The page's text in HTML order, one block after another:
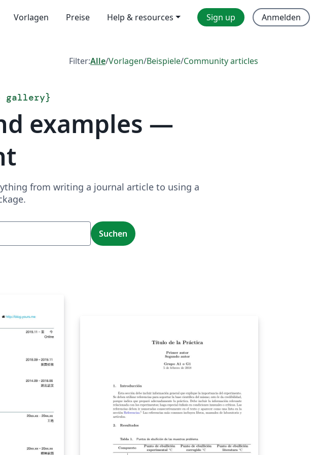
Vorlagen Preise Help & resources Sign up Anmelden
Filter:Alle/Vorlagen/Beispiele/Community articles
gallery}
examples —
from writing a journal article to using a
Suchen